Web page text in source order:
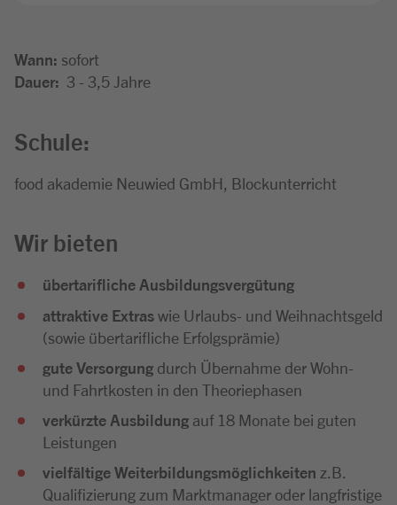
Wann: sofort
Dauer: 3 - 3,5 Jahre
Schule:
food akademie Neuwied GmbH, Blockunterricht
Wir bieten
übertarifliche Ausbildungsvergütung
attraktive Extraswie Urlaubs- und Weihnachtsgeld
(sowie übertarifliche Erfolgsprämie)
gute Versorgung durch Übernahme der Wohn-
und Fahrtkosten in den Theoriephasen
verkürzte Ausbildung auf 18 Monate bei guten
Leistungen
vielfältige Weiterbildungsmöglichkeiten z.B.
Qualifizierung zum Marktmanager oder langfristige